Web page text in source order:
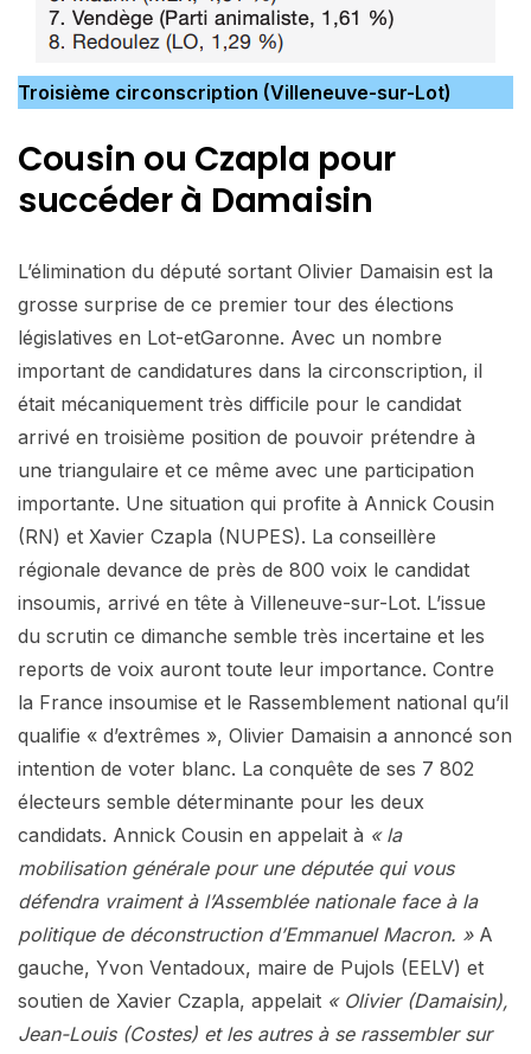
Troisième circonscription (Villeneuve-sur-Lot)
Cousin ou Czapla pour
succéder à Damaisin
L’élimination du député sortant Olivier Damaisin est la
grosse surprise de ce premier tour des élections
législatives en Lot-etGaronne. Avec un nombre
important de candidatures dans la circonscription, il
était mécaniquement très difficile pour le candidat
arrivé en troisième position de pouvoir prétendre à
une triangulaire et ce même avec une participation
importante. Une situation qui profite à Annick Cousin
(RN) et Xavier Czapla (NUPES). La conseillère
régionale devance de près de 800 voix le candidat
insoumis, arrivé en tête à Villeneuve-sur-Lot. L’issue
du scrutin ce dimanche semble très incertaine et les
reports de voix auront toute leur importance. Contre
la France insoumise et le Rassemblement national qu’il
qualifie « d’extrêmes », Olivier Damaisin a annoncé son
intention de voter blanc. La conquête de ses 7 802
électeurs semble déterminante pour les deux
candidats. Annick Cousin en appelait à « la
mobilisation générale pour une députée qui vous
défendra vraiment à l’Assemblée nationale face à la
politique de déconstruction d’Emmanuel Macron. » A
gauche, Yvon Ventadoux, maire de Pujols (EELV) et
soutien de Xavier Czapla, appelait « Olivier (Damaisin),
Jean-Louis (Costes) et les autres à se rassembler sur